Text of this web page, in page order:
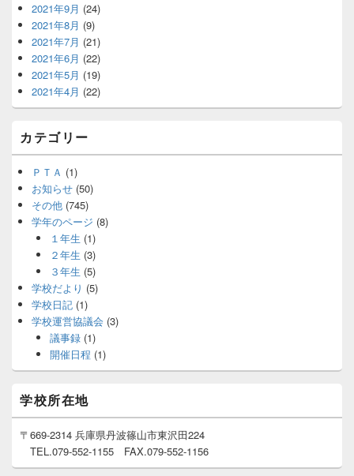
2021年9月 (24)
2021年8月 (9)
2021年7月 (21)
2021年6月 (22)
2021年5月 (19)
2021年4月 (22)
カテゴリー
ＰＴＡ (1)
お知らせ (50)
その他 (745)
学年のページ (8)
１年生 (1)
２年生 (3)
３年生 (5)
学校だより (5)
学校日記 (1)
学校運営協議会 (3)
議事録(1)
開催日程 (1)
学校所在地
〒669-2314 兵庫県丹波篠山市東沢田224
TEL.079-552-1155 FAX.079-552-1156